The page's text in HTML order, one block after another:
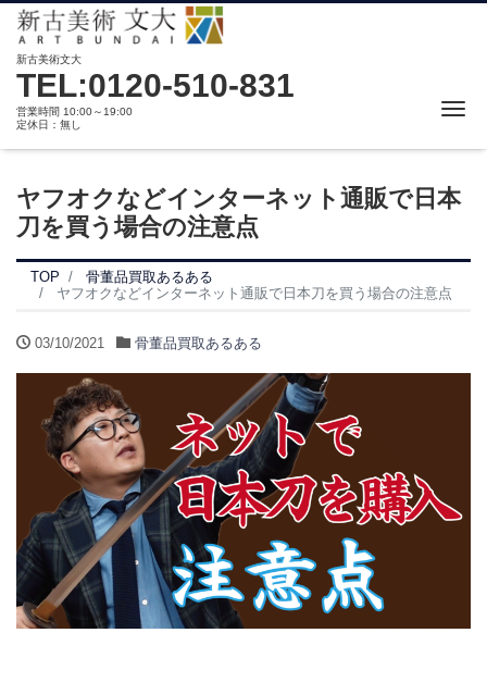
新古美術文大
TEL:0120-510-831
営業時間 10:00～19:00
定休日：無し
ヤフオクなどインターネット通販で日本
刀を買う場合の注意点
TOP
骨董品買取あるある
ヤフオクなどインターネット通販で日本刀を買う場合の注意点
03/10/2021 骨董品買取あるある